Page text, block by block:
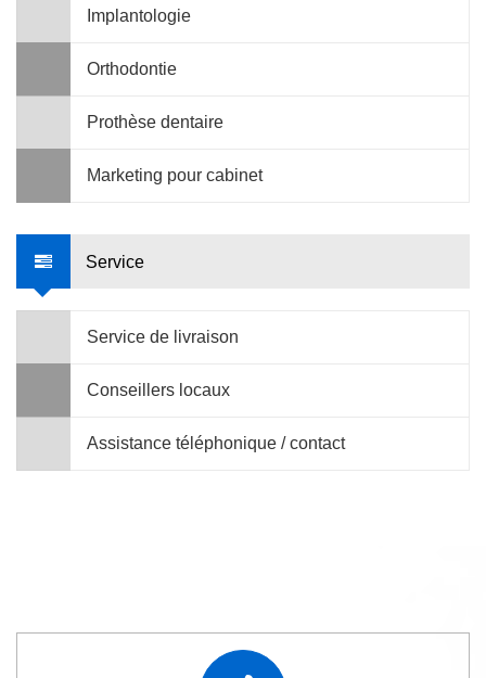
Implantologie
Orthodontie
Prothèse dentaire
Marketing pour cabinet
Service
Service de livraison
Conseillers locaux
Assistance téléphonique / contact